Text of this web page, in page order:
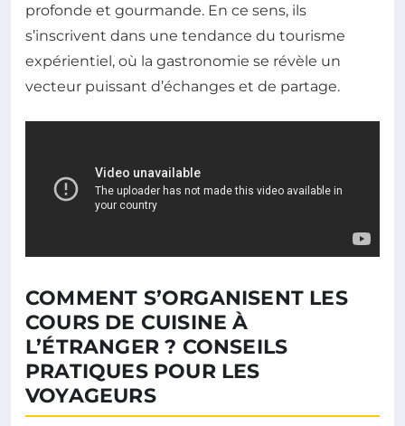
profonde et gourmande. En ce sens, ils
s’inscrivent dans une tendance du tourisme
expérientiel, où la gastronomie se révèle un
vecteur puissant d’échanges et de partage.
COMMENT S’ORGANISENT LES
COURS DE CUISINE À
L’ÉTRANGER ? CONSEILS
PRATIQUES POUR LES
VOYAGEURS